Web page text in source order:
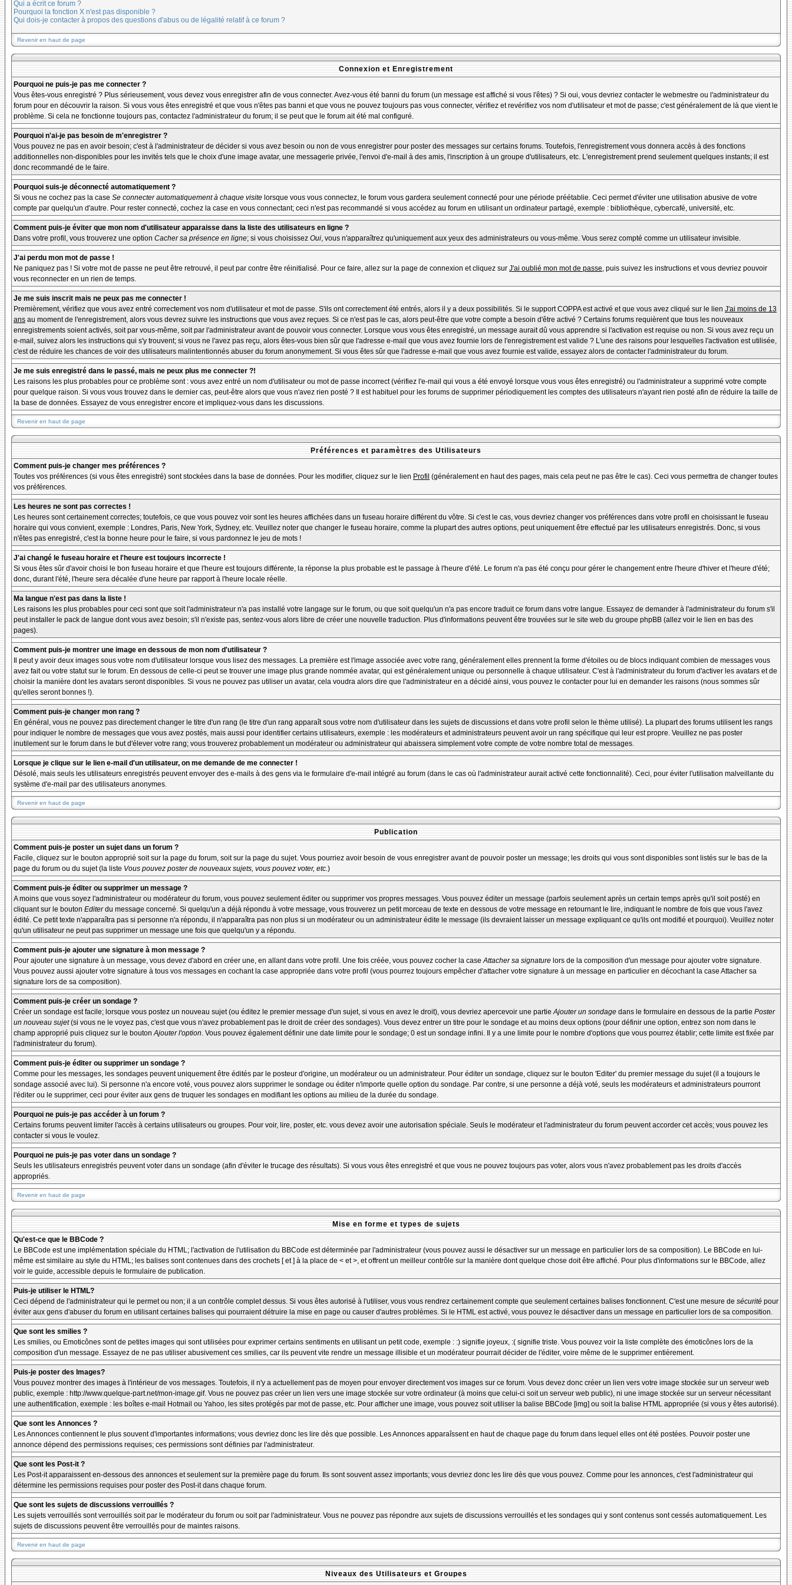
Qui a écrit ce forum ?
Pourquoi la fonction X n'est pas disponible ?
Qui dois-je contacter à propos des questions d'abus ou de légalité relatif à ce forum ?
Revenir en haut de page
Connexion et Enregistrement
Pourquoi ne puis-je pas me connecter ?
Vous êtes-vous enregistré ? Plus sérieusement, vous devez vous enregistrer afin de vous connecter. Avez-vous été banni du forum (un message est affiché si vous l'êtes) ? Si oui, vous devriez contacter le webmestre ou l'administrateur du
forum pour en découvrir la raison. Si vous vous êtes enregistré et que vous n'êtes pas banni et que vous ne pouvez toujours pas vous connecter, vérifiez et revérifiez vos nom d'utilisateur et mot de passe; c'est généralement de là que vient le
problème. Si cela ne fonctionne toujours pas, contactez l'administrateur du forum; il se peut que le forum ait été mal configuré.
Pourquoi n'ai-je pas besoin de m'enregistrer ?
Vous pouvez ne pas en avoir besoin; c'est à l'administrateur de décider si vous avez besoin ou non de vous enregistrer pour poster des messages sur certains forums. Toutefois, l'enregistrement vous donnera accès à des fonctions
additionnelles non-disponibles pour les invités tels que le choix d'une image avatar, une messagerie privée, l'envoi d'e-mail à des amis, l'inscription à un groupe d'utilisateurs, etc. L'enregistrement prend seulement quelques instants; il est
donc recommandé de le faire.
Pourquoi suis-je déconnecté automatiquement ?
Si vous ne cochez pas la case Se connecter automatiquement à chaque visite lorsque vous vous connectez, le forum vous gardera seulement connecté pour une période préétablie. Ceci permet d'éviter une utilisation abusive de votre
compte par quelqu'un d'autre. Pour rester connecté, cochez la case en vous connectant; ceci n'est pas recommandé si vous accédez au forum en utilisant un ordinateur partagé, exemple : bibliothèque, cybercafé, université, etc.
Comment puis-je éviter que mon nom d'utilisateur apparaisse dans la liste des utilisateurs en ligne ?
Dans votre profil, vous trouverez une option Cacher sa présence en ligne; si vous choisissez Oui, vous n'apparaîtrez qu'uniquement aux yeux des administrateurs ou vous-même. Vous serez compté comme un utilisateur invisible.
J'ai perdu mon mot de passe !
Ne paniquez pas ! Si votre mot de passe ne peut être retrouvé, il peut par contre être réinitialisé. Pour ce faire, allez sur la page de connexion et cliquez sur J'ai oublié mon mot de passe, puis suivez les instructions et vous devriez pouvoir
vous reconnecter en un rien de temps.
Je me suis inscrit mais ne peux pas me connecter !
Premièrement, vérifiez que vous avez entré correctement vos nom d'utilisateur et mot de passe. S'ils ont correctement été entrés, alors il y a deux possibilités. Si le support COPPA est activé et que vous avez cliqué sur le lien J'ai moins de 13
ans au moment de l'enregistrement, alors vous devrez suivre les instructions que vous avez reçues. Si ce n'est pas le cas, alors peut-être que votre compte a besoin d'être activé ? Certains forums requièrent que tous les nouveaux
enregistrements soient activés, soit par vous-même, soit par l'administrateur avant de pouvoir vous connecter. Lorsque vous vous êtes enregistré, un message aurait dû vous apprendre si l'activation est requise ou non. Si vous avez reçu un
e-mail, suivez alors les instructions qui s'y trouvent; si vous ne l'avez pas reçu, alors êtes-vous bien sûr que l'adresse e-mail que vous avez fournie lors de l'enregistrement est valide ? L'une des raisons pour lesquelles l'activation est utilisée,
c'est de réduire les chances de voir des utilisateurs malintentionnés abuser du forum anonymement. Si vous êtes sûr que l'adresse e-mail que vous avez fournie est valide, essayez alors de contacter l'administrateur du forum.
Je me suis enregistré dans le passé, mais ne peux plus me connecter ?!
Les raisons les plus probables pour ce problème sont : vous avez entré un nom d'utilisateur ou mot de passe incorrect (vérifiez l'e-mail qui vous a été envoyé lorsque vous vous êtes enregistré) ou l'administrateur a supprimé votre compte
pour quelque raison. Si vous vous trouvez dans le dernier cas, peut-être alors que vous n'avez rien posté ? Il est habituel pour les forums de supprimer périodiquement les comptes des utilisateurs n'ayant rien posté afin de réduire la taille de
la base de données. Essayez de vous enregistrer encore et impliquez-vous dans les discussions.
Revenir en haut de page
Préférences et paramètres des Utilisateurs
Comment puis-je changer mes préférences ?
Toutes vos préférences (si vous êtes enregistré) sont stockées dans la base de données. Pour les modifier, cliquez sur le lien Profil (généralement en haut des pages, mais cela peut ne pas être le cas). Ceci vous permettra de changer toutes
vos préférences.
Les heures ne sont pas correctes !
Les heures sont certainement correctes; toutefois, ce que vous pouvez voir sont les heures affichées dans un fuseau horaire différent du vôtre. Si c'est le cas, vous devriez changer vos préférences dans votre profil en choisissant le fuseau
horaire qui vous convient, exemple : Londres, Paris, New York, Sydney, etc. Veuillez noter que changer le fuseau horaire, comme la plupart des autres options, peut uniquement être effectué par les utilisateurs enregistrés. Donc, si vous
n'êtes pas enregistré, c'est la bonne heure pour le faire, si vous pardonnez le jeu de mots !
J'ai changé le fuseau horaire et l'heure est toujours incorrecte !
Si vous êtes sûr d'avoir choisi le bon fuseau horaire et que l'heure est toujours différente, la réponse la plus probable est le passage à l'heure d'été. Le forum n'a pas été conçu pour gérer le changement entre l'heure d'hiver et l'heure d'été;
donc, durant l'été, l'heure sera décalée d'une heure par rapport à l'heure locale réelle.
Ma langue n'est pas dans la liste !
Les raisons les plus probables pour ceci sont que soit l'administrateur n'a pas installé votre langage sur le forum, ou que soit quelqu'un n'a pas encore traduit ce forum dans votre langue. Essayez de demander à l'administrateur du forum s'il
peut installer le pack de langue dont vous avez besoin; s'il n'existe pas, sentez-vous alors libre de créer une nouvelle traduction. Plus d'informations peuvent être trouvées sur le site web du groupe phpBB (allez voir le lien en bas des
pages).
Comment puis-je montrer une image en dessous de mon nom d'utilisateur ?
Il peut y avoir deux images sous votre nom d'utilisateur lorsque vous lisez des messages. La première est l'image associée avec votre rang, généralement elles prennent la forme d'étoiles ou de blocs indiquant combien de messages vous
avez fait ou votre statut sur le forum. En dessous de celle-ci peut se trouver une image plus grande nommée avatar, qui est généralement unique ou personnelle à chaque utilisateur. C'est à l'administrateur du forum d'activer les avatars et de
choisir la manière dont les avatars seront disponibles. Si vous ne pouvez pas utiliser un avatar, cela voudra alors dire que l'administrateur en a décidé ainsi, vous pouvez le contacter pour lui en demander les raisons (nous sommes sûr
qu'elles seront bonnes !).
Comment puis-je changer mon rang ?
En général, vous ne pouvez pas directement changer le titre d'un rang (le titre d'un rang apparaît sous votre nom d'utilisateur dans les sujets de discussions et dans votre profil selon le thème utilisé). La plupart des forums utilisent les rangs
pour indiquer le nombre de messages que vous avez postés, mais aussi pour identifier certains utilisateurs, exemple : les modérateurs et administrateurs peuvent avoir un rang spécifique qui leur est propre. Veuillez ne pas poster
inutilement sur le forum dans le but d'élever votre rang; vous trouverez probablement un modérateur ou administrateur qui abaissera simplement votre compte de votre nombre total de messages.
Lorsque je clique sur le lien e-mail d'un utilisateur, on me demande de me connecter !
Désolé, mais seuls les utilisateurs enregistrés peuvent envoyer des e-mails à des gens via le formulaire d'e-mail intégré au forum (dans le cas où l'administrateur aurait activé cette fonctionnalité). Ceci, pour éviter l'utilisation malveillante du
système d'e-mail par des utilisateurs anonymes.
Revenir en haut de page
Publication
Comment puis-je poster un sujet dans un forum ?
Facile, cliquez sur le bouton approprié soit sur la page du forum, soit sur la page du sujet. Vous pourriez avoir besoin de vous enregistrer avant de pouvoir poster un message; les droits qui vous sont disponibles sont listés sur le bas de la
page du forum ou du sujet (la liste Vous pouvez poster de nouveaux sujets, vous pouvez voter, etc.)
Comment puis-je éditer ou supprimer un message ?
A moins que vous soyez l'administrateur ou modérateur du forum, vous pouvez seulement éditer ou supprimer vos propres messages. Vous pouvez éditer un message (parfois seulement après un certain temps après qu'il soit posté) en
cliquant sur le bouton Editerdu message concerné. Si quelqu'un a déjà répondu à votre message, vous trouverez un petit morceau de texte en dessous de votre message en retournant le lire, indiquant le nombre de fois que vous l'avez
édité. Ce petit texte n'apparaîtra pas si personne n'a répondu, il n'apparaîtra pas non plus si un modérateur ou un administrateur édite le message (ils devraient laisser un message expliquant ce qu'ils ont modifié et pourquoi). Veuillez noter
qu'un utilisateur ne peut pas supprimer un message une fois que quelqu'un y a répondu.
Comment puis-je ajouter une signature à mon message ?
Pour ajouter une signature à un message, vous devez d'abord en créer une, en allant dans votre profil. Une fois créée, vous pouvez cocher la caseAttacher sa signature lors de la composition d'un message pour ajouter votre signature.
Vous pouvez aussi ajouter votre signature à tous vos messages en cochant la case appropriée dans votre profil (vous pourrez toujours empêcher d'attacher votre signature à un message en particulier en décochant la case Attacher sa
signature lors de sa composition).
Comment puis-je créer un sondage ?
Créer un sondage est facile; lorsque vous postez un nouveau sujet (ou éditez le premier message d'un sujet, si vous en avez le droit), vous devriez apercevoir une partieAjouter un sondage dans le formulaire en dessous de la partie Poster
un nouveau sujet(si vous ne le voyez pas, c'est que vous n'avez probablement pas le droit de créer des sondages). Vous devez entrer un titre pour le sondage et au moins deux options (pour définir une option, entrez son nom dans le
champ approprié puis cliquez sur le boutonAjouter l'option. Vous pouvez également définir une date limite pour le sondage; 0 est un sondage infini. Il y a une limite pour le nombre d'options que vous pourrez établir; cette limite est fixée par
l'administrateur du forum).
Comment puis-je éditer ou supprimer un sondage ?
Comme pour les messages, les sondages peuvent uniquement être édités par le posteur d'origine, un modérateur ou un administrateur. Pour éditer un sondage, cliquez sur le bouton 'Editer' du premier message du sujet (il a toujours le
sondage associé avec lui). Si personne n'a encore voté, vous pouvez alors supprimer le sondage ou éditer n'importe quelle option du sondage. Par contre, si une personne a déjà voté, seuls les modérateurs et administrateurs pourront
l'éditer ou le supprimer, ceci pour éviter aux gens de truquer les sondages en modifiant les options au milieu de la durée du sondage.
Pourquoi ne puis-je pas accéder à un forum ?
Certains forums peuvent limiter l'accès à certains utilisateurs ou groupes. Pour voir, lire, poster, etc. vous devez avoir une autorisation spéciale. Seuls le modérateur et l'administrateur du forum peuvent accorder cet accès; vous pouvez les
contacter si vous le voulez.
Pourquoi ne puis-je pas voter dans un sondage ?
Seuls les utilisateurs enregistrés peuvent voter dans un sondage (afin d'éviter le trucage des résultats). Si vous vous êtes enregistré et que vous ne pouvez toujours pas voter, alors vous n'avez probablement pas les droits d'accès
appropriés.
Revenir en haut de page
Mise en forme et types de sujets
Qu'est-ce que le BBCode ?
Le BBCode est une implémentation spéciale du HTML; l'activation de l'utilisation du BBCode est déterminée par l'administrateur (vous pouvez aussi le désactiver sur un message en particulier lors de sa composition). Le BBCode en lui-
même est similaire au style du HTML; les balises sont contenues dans des crochets [ et ] à la place de < et >, et offrent un meilleur contrôle sur la manière dont quelque chose doit être affiché. Pour plus d'informations sur le BBCode, allez
voir le guide, accessible depuis le formulaire de publication.
Puis-je utiliser le HTML?
Ceci dépend de l'administrateur qui le permet ou non; il a un contrôle complet dessus. Si vous êtes autorisé à l'utiliser, vous vous rendrez certainement compte que seulement certaines balises fonctionnent. C'est une mesure de sécurité pour
éviter aux gens d'abuser du forum en utilisant certaines balises qui pourraient détruire la mise en page ou causer d'autres problèmes. Si le HTML est activé, vous pouvez le désactiver dans un message en particulier lors de sa composition.
Que sont les smilies ?
Les smilies, ou Emoticônes sont de petites images qui sont utilisées pour exprimer certains sentiments en utilisant un petit code, exemple : :) signifie joyeux, :( signifie triste. Vous pouvez voir la liste complète des émoticônes lors de la
composition d'un message. Essayez de ne pas utiliser abusivement ces smilies, car ils peuvent vite rendre un message illisible et un modérateur pourrait décider de l'éditer, voire même de le supprimer entièrement.
Puis-je poster des Images?
Vous pouvez montrer des images à l'intérieur de vos messages. Toutefois, il n'y a actuellement pas de moyen pour envoyer directement vos images sur ce forum. Vous devez donc créer un lien vers votre image stockée sur un serveur web
public, exemple : http://www.quelque-part.net/mon-image.gif. Vous ne pouvez pas créer un lien vers une image stockée sur votre ordinateur (à moins que celui-ci soit un serveur web public), ni une image stockée sur un serveur nécessitant
une authentification, exemple : les boîtes e-mail Hotmail ou Yahoo, les sites protégés par mot de passe, etc. Pour afficher une image, vous pouvez soit utiliser la balise BBCode [img] ou soit la balise HTML appropriée (si vous y êtes autorisé).
Que sont les Annonces ?
Les Annonces contiennent le plus souvent d'importantes informations; vous devriez donc les lire dès que possible. Les Annonces apparaîssent en haut de chaque page du forum dans lequel elles ont été postées. Pouvoir poster une
annonce dépend des permissions requises; ces permissions sont définies par l'administrateur.
Que sont les Post-it ?
Les Post-it apparaissent en-dessous des annonces et seulement sur la première page du forum. Ils sont souvent assez importants; vous devriez donc les lire dès que vous pouvez. Comme pour les annonces, c'est l'administrateur qui
détermine les permissions requises pour poster des Post-it dans chaque forum.
Que sont les sujets de discussions verrouillés ?
Les sujets verrouillés sont verrouillés soit par le modérateur du forum ou soit par l'administrateur. Vous ne pouvez pas répondre aux sujets de discussions verrouillés et les sondages qui y sont contenus sont cessés automatiquement. Les
sujets de discussions peuvent être verrouillés pour de maintes raisons.
Revenir en haut de page
Niveaux des Utilisateurs et Groupes